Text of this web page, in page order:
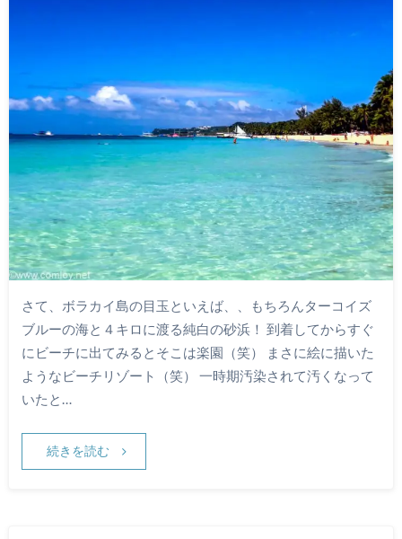
さて、ボラカイ島の目玉といえば、、もちろんターコイズ
ブルーの海と４キロに渡る純白の砂浜！ 到着してからすぐ
にビーチに出てみるとそこは楽園（笑） まさに絵に描いた
ようなビーチリゾート（笑） 一時期汚染されて汚くなって
いたと…
続きを読む